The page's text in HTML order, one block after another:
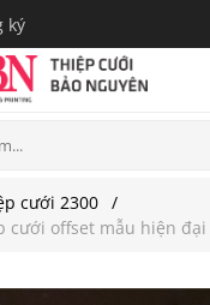
ký
cưới 2300
cưới offset mẫu hiện